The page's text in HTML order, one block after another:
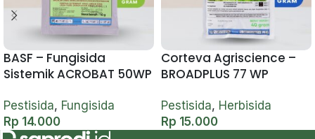
BASF – Fungisida
Sistemik ACROBAT 50WP
Pestisida, Fungisida
Rp 14.000
Corteva Agriscience –
BROADPLUS 77 WP
Pratumbuh dan
Purnatumbuh – 40 gram
Pestisida, Herbisida
Rp 15.000